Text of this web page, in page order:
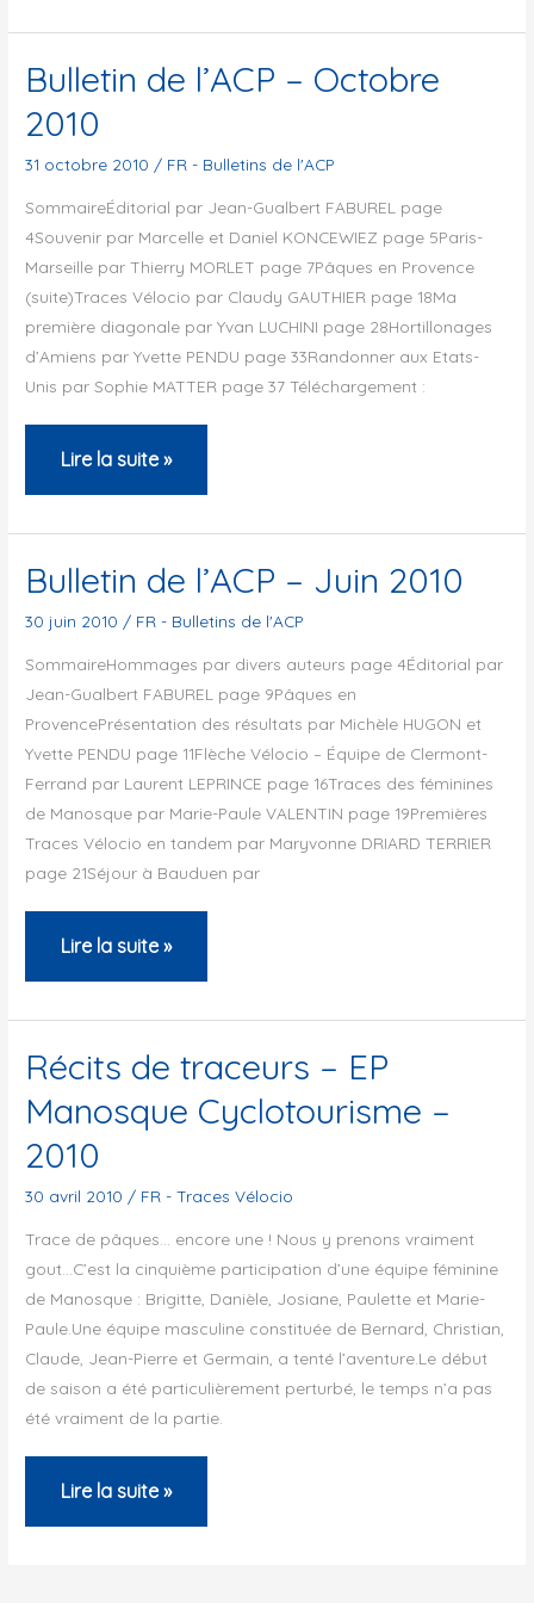
l’ACP
–
Juin
2011
Bulletin de l’ACP – Octobre
2010
31 octobre 2010 / FR - Bulletins de l'ACP
SommaireÉditorial par Jean-Gualbert FABUREL page
4Souvenir par Marcelle et Daniel KONCEWIEZ page 5Paris-
Marseille par Thierry MORLET page 7Pâques en Provence
(suite)Traces Vélocio par Claudy GAUTHIER page 18Ma
première diagonale par Yvan LUCHINI page 28Hortillonages
d’Amiens par Yvette PENDU page 33Randonner aux Etats-
Unis par Sophie MATTER page 37 Téléchargement :
Bulletin
de
l’ACP
–
Octobre
2010
Lire la suite »
Bulletin de l’ACP – Juin 2010
30 juin 2010 / FR - Bulletins de l'ACP
SommaireHommages par divers auteurs page 4Éditorial par
Jean-Gualbert FABUREL page 9Pâques en
ProvencePrésentation des résultats par Michèle HUGON et
Yvette PENDU page 11Flèche Vélocio – Équipe de Clermont-
Ferrand par Laurent LEPRINCE page 16Traces des féminines
de Manosque par Marie-Paule VALENTIN page 19Premières
Traces Vélocio en tandem par Maryvonne DRIARD TERRIER
page 21Séjour à Bauduen par
Bulletin
de
l’ACP
Juin
2010
Lire la suite »
Récits de traceurs – EP
Manosque Cyclotourisme –
2010
30 avril 2010 / FR - Traces Vélocio
Trace de pâques… encore une ! Nous y prenons vraiment
gout…C’est la cinquième participation d’une équipe féminine
de Manosque : Brigitte, Danièle, Josiane, Paulette et Marie-
Paule.Une équipe masculine constituée de Bernard, Christian,
Claude, Jean-Pierre et Germain, a tenté l’aventure.Le début
de saison a été particulièrement perturbé, le temps n’a pas
été vraiment de la partie.
Récits
de
Lire la suite »